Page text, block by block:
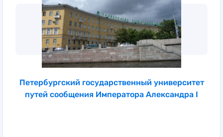
Петербургский государственный университет
путей сообщения Императора Александра I